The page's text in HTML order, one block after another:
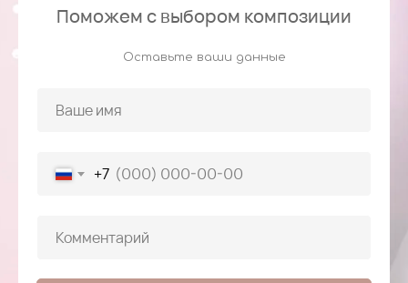
Поможем с выбором композиции
Оставьте ваши данные
+7